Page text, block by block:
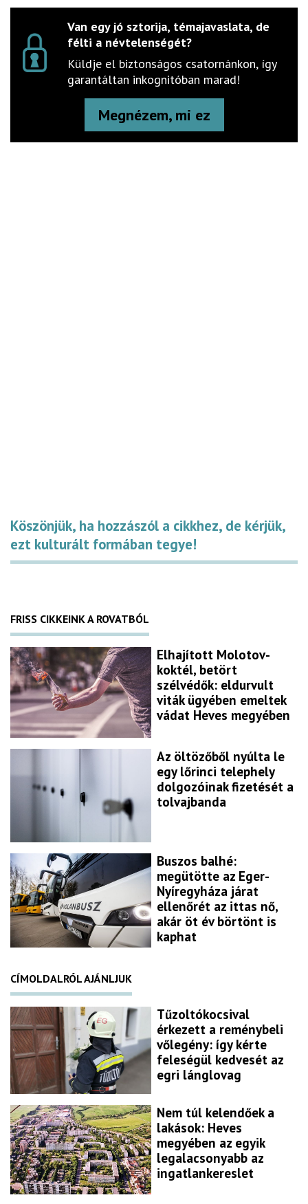
Van egy jó sztorija, témajavaslata, de
félti a névtelenségét?
Küldje el biztonságos csatornánkon, így
garantáltan inkognitóban marad!
Megnézem, mi ez
Köszönjük, ha hozzászól a cikkhez, de kérjük,
ezt kulturált formában tegye!
FRISS CIKKEINK A ROVATBÓL
Elhajított Molotov-
koktél, betört
szélvédők: eldurvult
viták ügyében emeltek
vádat Heves megyében
Az öltözőből nyúlta le
egy lőrinci telephely
dolgozóinak fizetését a
tolvajbanda
Buszos balhé:
megütötte az Eger-
Nyíregyháza járat
ellenőrét az ittas nő,
akár öt év börtönt is
kaphat
CÍMOLDALRÓL AJÁNLJUK
Tűzoltókocsival
érkezett a reménybeli
vőlegény: így kérte
feleségül kedvesét az
egri lánglovag
Nem túl kelendőek a
lakások: Heves
megyében az egyik
legalacsonyabb az
ingatlankereslet